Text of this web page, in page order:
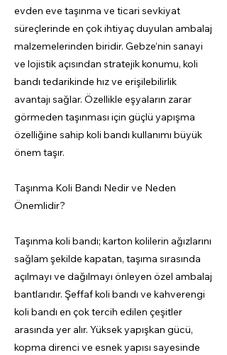
evden eve taşınma ve ticari sevkiyat
süreçlerinde en çok ihtiyaç duyulan ambalaj
malzemelerinden biridir. Gebze’nin sanayi
ve lojistik açısından stratejik konumu, koli
bandı tedarikinde hız ve erişilebilirlik
avantajı sağlar. Özellikle eşyaların zarar
görmeden taşınması için güçlü yapışma
özelliğine sahip koli bandı kullanımı büyük
önem taşır.
Taşınma Koli Bandı Nedir ve Neden
Önemlidir?
Taşınma koli bandı; karton kolilerin ağızlarını
sağlam şekilde kapatan, taşıma sırasında
açılmayı ve dağılmayı önleyen özel ambalaj
bantlarıdır. Şeffaf koli bandı ve kahverengi
koli bandı en çok tercih edilen çeşitler
arasında yer alır. Yüksek yapışkan gücü,
kopma direnci ve esnek yapısı sayesinde